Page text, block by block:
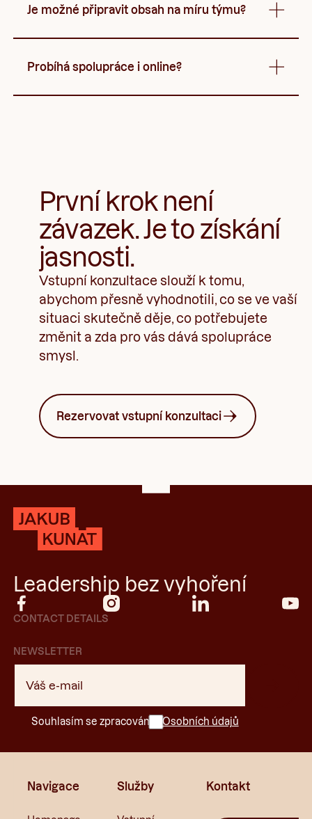
Je možné připravit obsah na míru týmu?
Probíhá spolupráce i online?
První krok není
závazek. Je to získání
jasnosti.
Vstupní konzultace slouží k tomu,
abychom přesně vyhodnotili, co se ve vaší
situaci skutečně děje, co potřebujete
změnit a zda pro vás dává spolupráce
smysl.
Rezervovat vstupní konzultaci
Leadership bez vyhoření
CONTACT DETAILS
NEWSLETTER
Souhlasím se zpracováním Osobních údajů
Navigace Služby Kontakt